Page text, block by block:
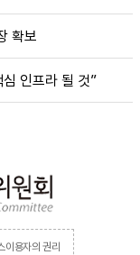
확보
인프라 될 것”
이용자의 권리